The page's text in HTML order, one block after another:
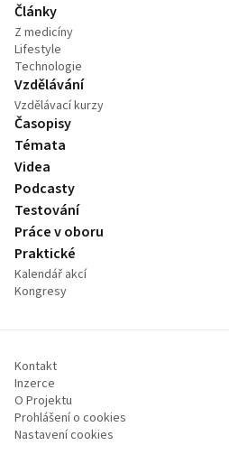
Články
Z medicíny
Lifestyle
Technologie
Vzdělávání
Vzdělávací kurzy
Časopisy
Témata
Videa
Podcasty
Testování
Práce v oboru
Praktické
Kalendář akcí
Kongresy
Kontakt
Inzerce
O Projektu
Prohlášení o cookies
Nastavení cookies